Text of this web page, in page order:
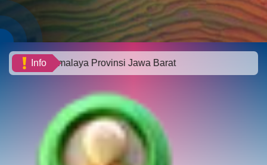
Info
Provinsi Jawa Barat